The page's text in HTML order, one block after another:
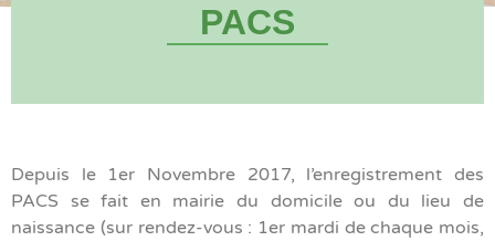
PACS
Depuis le 1er Novembre 2017, l’enregistrement des
PACS se fait en mairie du domicile ou du lieu de
naissance (sur rendez-vous : 1er mardi de chaque mois,